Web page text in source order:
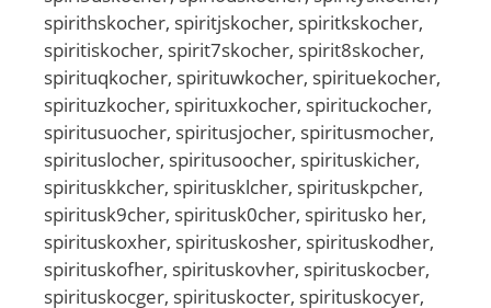
spirithskocher, spiritjskocher, spiritkskocher,
spiritiskocher, spirit7skocher, spirit8skocher,
spirituqkocher, spirituwkocher, spirituekocher,
spirituzkocher, spirituxkocher, spirituckocher,
spiritusuocher, spiritusjocher, spiritusmocher,
spirituslocher, spiritusoocher, spirituskicher,
spirituskkcher, spiritusklcher, spirituskpcher,
spiritusk9cher, spiritusk0cher, spiritusko her,
spirituskoxher, spirituskosher, spirituskodher,
spirituskofher, spirituskovher, spirituskocber,
spirituskocger, spirituskocter, spirituskocyer,